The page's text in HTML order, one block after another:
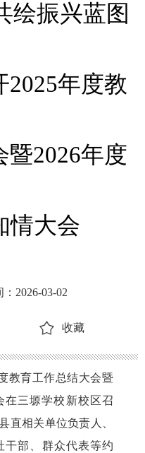
绘振兴蓝图
年度教
2026年度
情大会
2026-03-02
收藏
教育工作总结大会暨
在三塬学校新校区召
直相关单位负责人、
干部、群众代表等约